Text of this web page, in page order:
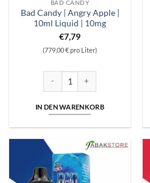
BAD CANDY
Bad Candy | Angry Apple |
10ml Liquid | 10mg
€7,79
(779,00 € pro Liter)
IN DEN WARENKORB